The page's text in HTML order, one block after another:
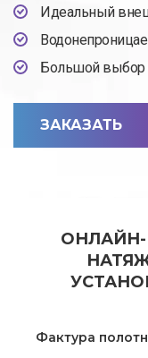
Идеальный
Большой выбор
ЗАКАЗАТЬ
Фактура